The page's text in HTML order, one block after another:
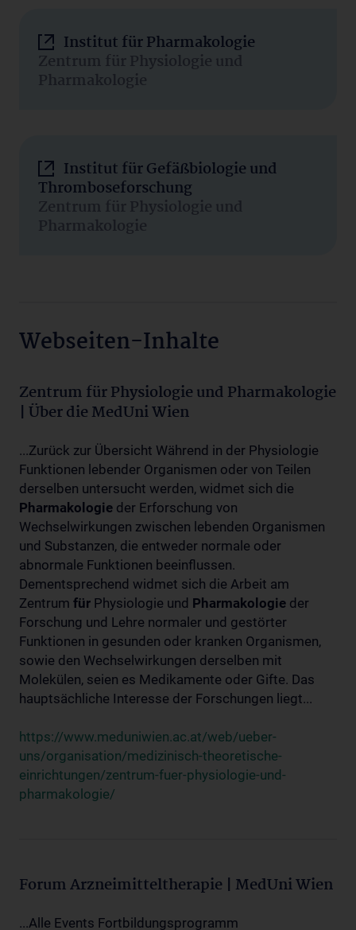
Institut für Pharmakologie
Zentrum für Physiologie und
Pharmakologie
Institut für Gefäßbiologie und
Thromboseforschung
Zentrum für Physiologie und
Pharmakologie
Webseiten-Inhalte
Zentrum für Physiologie und Pharmakologie
| Über die MedUni Wien
...Zurück zur Übersicht Während in der Physiologie
Funktionen lebender Organismen oder von Teilen
derselben untersucht werden, widmet sich die
Pharmakologie der Erforschung von
Wechselwirkungen zwischen lebenden Organismen
und Substanzen, die entweder normale oder
abnormale Funktionen beeinflussen.
Dementsprechend widmet sich die Arbeit am
Zentrum für Physiologie und Pharmakologie der
Forschung und Lehre normaler und gestörter
Funktionen in gesunden oder kranken Organismen,
sowie den Wechselwirkungen derselben mit
Molekülen, seien es Medikamente oder Gifte. Das
hauptsächliche Interesse der Forschungen liegt...
https://www.meduniwien.ac.at/web/ueber-
uns/organisation/medizinisch-theoretische-
einrichtungen/zentrum-fuer-physiologie-und-
pharmakologie/
Forum Arzneimitteltherapie | MedUni Wien
...Alle Events Fortbildungsprogramm